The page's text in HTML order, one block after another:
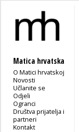
Matica hrvatska
O Matici hrvatskoj
Novosti
Učlanite se
Odjeli
Ogranci
Društva prijatelja i
partneri
Kontakt